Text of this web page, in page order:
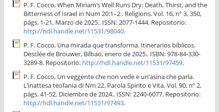
P. F. Cocco, When Miriam’s Well Runs Dry: Death, Thirst, and the
Bitterness of Israel in Num 20:1–2 . Religions. Vol. 16, nº 3, 350,
págs. 1-21, Marzo de 2025.. ISSN: 2077-1444. Repositorio:
http://hdl.handle.net/11531/98040.
P. F. Cocco, Una mirada que transforma. Itinerarios bíblicos.
Desclée de Brouwer, Bilbao, enero de 2025.. ISBN: 978-84-330-
3289-8. Repositorio: http://hdl.handle.net/11531/97459.
P. F. Cocco, Un veggente che non vede e un’asina che parla.
L’inattesa teofania di Nm 22. Parola Spirito e Vita. Vol. 90, nº 2,
págs. 41-52, Diciembre de 2024.. ISSN: 2240-6077. Repositorio:
http://hdl.handle.net/11531/97493.